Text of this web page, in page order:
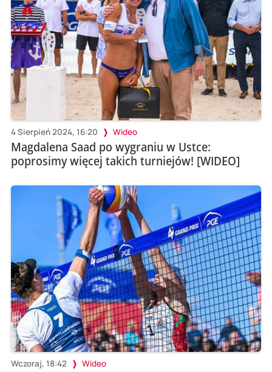
4 Sierpień 2024, 16:20 Wideo
Magdalena Saad po wygraniu w Ustce:
poprosimy więcej takich turniejów! [WIDEO]
Wczoraj, 18:42 Wideo